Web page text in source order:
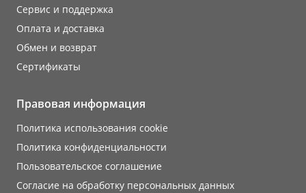
Сервис и поддержка
Оплата и доставка
Обмен и возврат
Сертификаты
Правовая информация
Политика использования cookie
Политика конфиденциальности
Пользовательское соглашение
Согласие на обработку персональных данных